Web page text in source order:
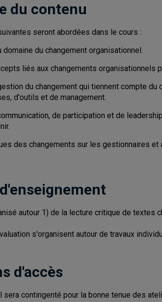
du contenu
seront abordées dans le cours :
domaine du changement organisationnel.
liés aux changements
du changement qui tiennent compte
d'outils et de management.
de participation et de
des changements sur les gestionnaires et
autour 1) de la lecture critique de textes
s'organisent autour de travaux
d'accès
sera contingenté pour la bonne tenue des